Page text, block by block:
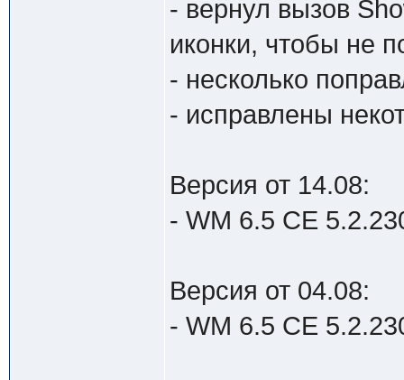
- вернул вызов
иконки, чтобы не
- несколько
- исправлены
Версия от 14.08:
- WM 6.5 CE
Версия от 04.08:
- WM 6.5 CE